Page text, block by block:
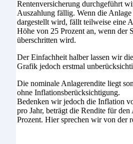
Rentenversicherung durchgeführt
Auszahlung fällig. Wenn die
dargestellt wird, fällt teilweise eine
Höhe von 25 Prozent an, wenn der
überschritten wird.
Der Einfachheit halber lassen wir
Grafik jedoch erstmal
Die nominale Anlagerendite liegt
ohne Inflationsberücksichtigung.
Bedenken wir jedoch die Inflation
pro Jahr, beträgt die Rendite für
Prozent. Hier sprechen wir von der